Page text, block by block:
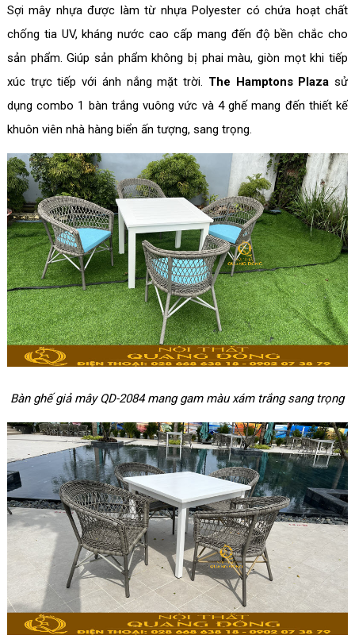
Sợi mây nhựa được làm từ nhựa Polyester có chứa hoạt chất
chống tia UV, kháng nước cao cấp mang đến độ bền chắc cho
sản phẩm. Giúp sản phẩm không bị phai màu, giòn mọt khi tiếp
xúc trực tiếp với ánh nắng mặt trời. The Hamptons Plaza sử
dụng combo 1 bàn trắng vuông vức và 4 ghế mang đến thiết kế
khuôn viên nhà hàng biển ấn tượng, sang trọng.
Bàn ghế giả mây QD-2084 mang gam màu xám trắng sang trọng